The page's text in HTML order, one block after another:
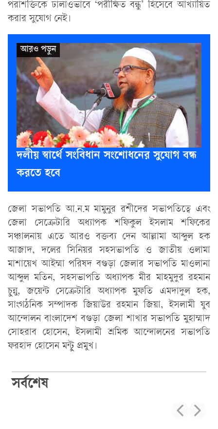
পরাশক্তিকে ঢালাওভাবে ‘পরীক্ষিত বন্ধু’ হিসেবে আখ্যায়িত
করার সুযোগ নেই।
দলীয় স্বার্থে সংবিধান সংশোধনের সুযোগ বন্ধ
করতে হবে
জেলা সভাপতি আ.ন.ম মামুনুর রশীদের সভাপতিত্বে এবং
জেলা সেক্রেটারি অধ্যাপক শফিকুল ইসলাম শফিকের
সঞ্চালনায় এতে আরও বক্তব্য দেন আল্লামা আব্দুল হক
আজাদ, দলের সিনিয়র সহসভাপতি ও জাতীয় ওলামা
মাশায়েখ আইম্মা পরিষদ বগুড়া জেলার সভাপতি মাওলানা
আব্দুল মতিন, সহসভাপতি অধ্যাপক মীর মাহমুদুর রহমান
চুন্নু, জয়েন্ট সেক্রেটারি অধ্যাপক মুফতি এমদাদুল হক,
সাংগঠনিক সম্পাদক জিয়াউর রহমান জিয়া, ইসলামী যুব
আন্দোলন বাংলাদেশ বগুড়া জেলা শাখার সভাপতি মুহাম্মাদ
সোহরাব হোসেন, ইসলামী শ্রমিক আন্দোলনের সভাপতি
ফরহাদ হোসেন মন্টু প্রমুখ।
সর্বশেষ